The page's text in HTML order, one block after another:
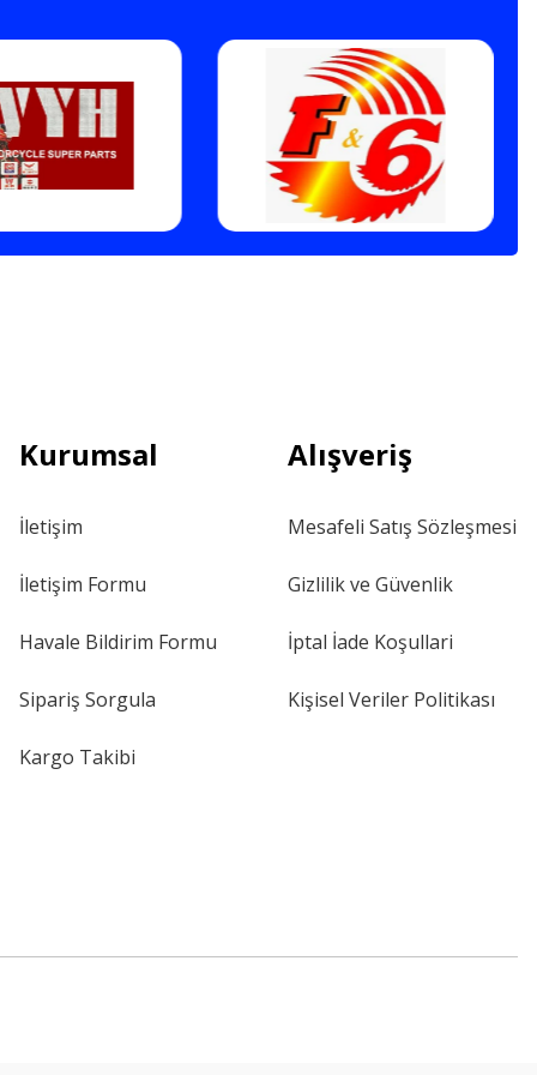
Kurumsal
İletişim
İletişim Formu
Havale Bildirim Formu
Sipariş Sorgula
Kargo Takibi
Alışveriş
Mesafeli Satış Sözleşmesi
Gizlilik ve Güvenlik
İptal İade Koşullari
Kişisel Veriler Politikası